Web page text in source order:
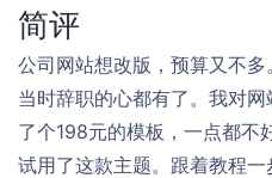
简评
公司网站想改版，预算又不多
当时辞职的心都有了。我对
了个198元的模板，一点都不
试用了这款主题。跟着教程